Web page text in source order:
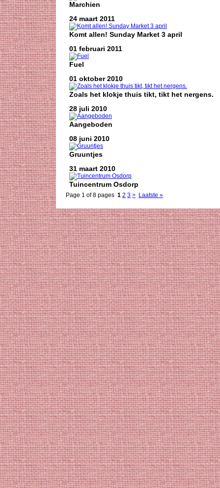
Marchien
24 maart 2011
Komt allen! Sunday Market 3 april
01 februari 2011
Fuel
01 oktober 2010
Zoals het klokje thuis tikt, tikt het nergens.
28 juli 2010
Aangeboden
08 juni 2010
Gruuntjes
31 maart 2010
Tuincentrum Osdorp
Page 1 of 8 pages 1 2 3 > Laatste »